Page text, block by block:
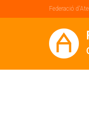
Federació